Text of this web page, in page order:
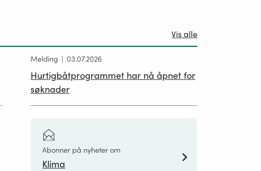
Vis alle
Melding 03.07.2026
Hurtigbåtprogrammet har nå åpnet for
søknader
Abonner på nyheter om
Klima